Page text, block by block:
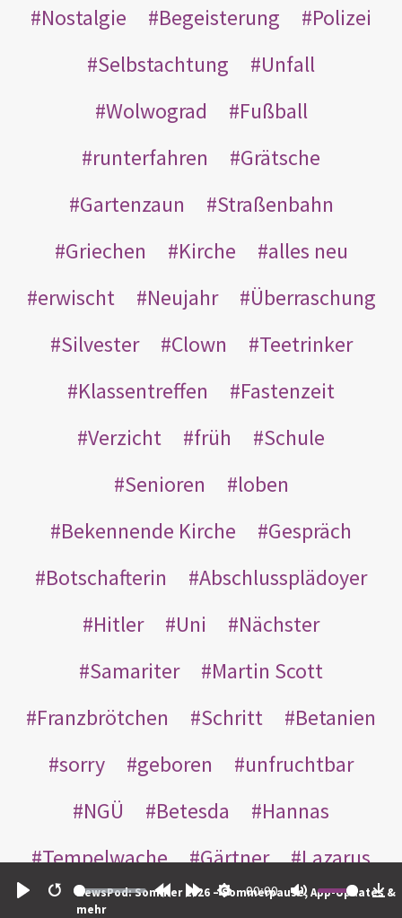
Restart
00:00
NewsPod: Sommer 2026 – Sommerpause, App-Updates &
mehr
Nostalgie
Begeisterung
Polizei
Selbstachtung
Unfall
Wolwograd
Fußball
runterfahren
Grätsche
Gartenzaun
Straßenbahn
Griechen
Kirche
alles neu
erwischt
Neujahr
Überraschung
Silvester
Clown
Teetrinker
Klassentreffen
Fastenzeit
Verzicht
früh
Schule
Senioren
loben
Bekennende Kirche
Gespräch
Botschafterin
Abschlussplädoyer
Hitler
Uni
Nächster
Samariter
Martin Scott
Franzbrötchen
Schritt
Betanien
sorry
geboren
unfruchtbar
NGÜ
Betesda
Hannas
Tempelwache
Gärtner
Lazarus
Gottes
Bote Nikodemus